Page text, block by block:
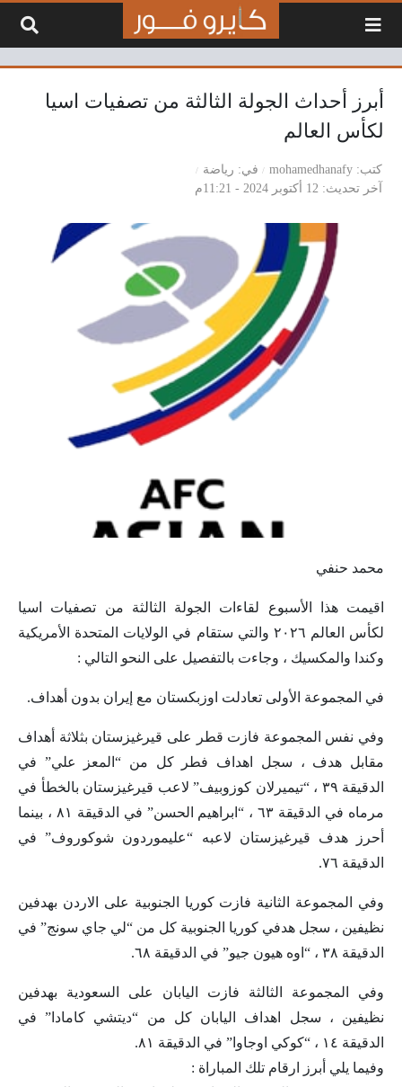
أبرز أحداث الجولة الثالثة من تصفيات اسيا
لكأس العالم
كتب mohamedhanafy في
رياضة
آخر تحديث
12 أكتوبر 2024 - 11:21م
محمد حنفي
اقيمت هذا الأسبوع لقاءات الجولة الثالثة من تصفيات اسيا
لكأس العالم ٢٠٢٦ والتي ستقام في الولايات المتحدة الأمريكية
وكندا والمكسيك ، وجاءت بالتفصيل على النحو التالي :
في المجموعة الأولى تعادلت اوزبكستان مع إيران بدون أهداف.
وفي نفس المجموعة فازت قطر على قيرغيزستان بثلاثة أهداف
مقابل هدف ، سجل اهداف فطر كل من “المعز علي” في
الدقيقة ٣٩ ، “تيميرلان كوزوبيف” لاعب قيرغيزستان بالخطأ في
مرماه في الدقيقة ٦٣ ، “ابراهيم الحسن” في الدقيقة ٨١ ، بينما
أحرز هدف قيرغيزستان لاعبه “عليموردون شوكوروف” في
الدقيقة ٧٦.
وفي المجموعة الثانية فازت كوريا الجنوبية على الاردن بهدفين
نظيفين ، سجل هدفي كوريا الجنوبية كل من “لي جاي سونج” في
الدقيقة ٣٨ ، “اوه هيون جيو” في الدقيقة ٦٨.
وفي المجموعة الثالثة فازت اليابان على السعودية بهدفين
نظيفين ، سجل اهداف اليابان كل من “ديتشي كامادا” في
الدقيقة ١٤ ، “كوكي اوجاوا” في الدقيقة ٨١.
وفيما يلي أبرز ارقام تلك المباراة :